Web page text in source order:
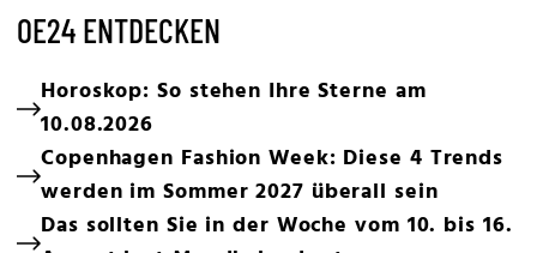
OE24 ENTDECKEN
Horoskop: So stehen Ihre Sterne am
10.08.2026
Copenhagen Fashion Week: Diese 4 Trends
werden im Sommer 2027 überall sein
Das sollten Sie in der Woche vom 10. bis 16.